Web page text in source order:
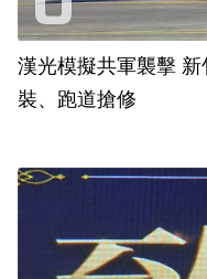
漢光模擬共軍襲擊
裝、跑道搶修